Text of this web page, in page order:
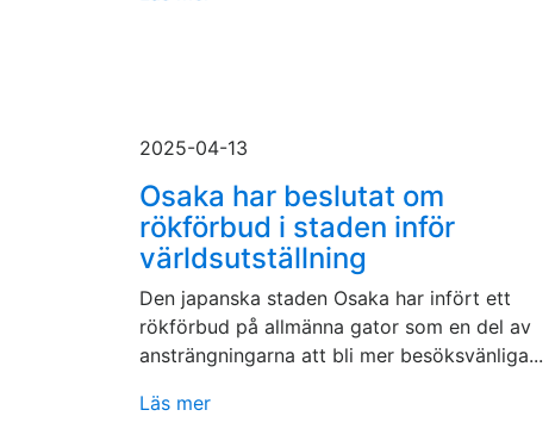
2025-04-13
Osaka har beslutat om
rökförbud i staden inför
världsutställning
Den japanska staden Osaka har infört ett
rökförbud på allmänna gator som en del av
ansträngningarna att bli mer besöksvänliga...
Läs mer